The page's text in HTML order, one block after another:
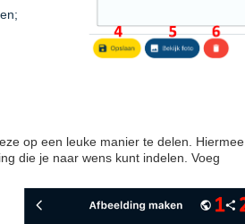
op een leuke manier te delen. Hiermee
die je naar wens kunt indelen. Voeg